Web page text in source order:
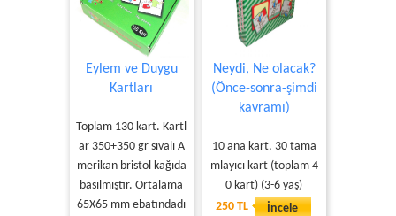
Eylem ve Duygu
Kartları
Toplam 130 kart. Kartl
ar 350+350 gr sıvalı A
merikan bristol kağıda
basılmıştır. Ortalama
65X65 mm ebatındadı
Neydi, Ne olacak?
(Önce-sonra-şimdi
kavramı)
10 ana kart, 30 tama
mlayıcı kart (toplam 4
0 kart) (3-6 yaş)
250 TL
İncele